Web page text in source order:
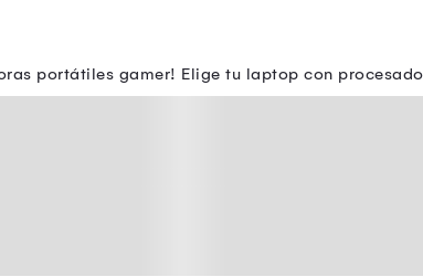
portátiles gamer! Elige tu laptop con